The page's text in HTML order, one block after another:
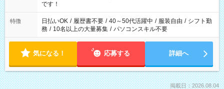
です！
特徴 日払いOK / 履歴書不要 / 40～50代活躍中 / 服装自由 / シフト勤
務 / 10名以上の大量募集 / パソコンスキル不要
気になる！ 応募する 詳細へ
掲載日：2026.08.04